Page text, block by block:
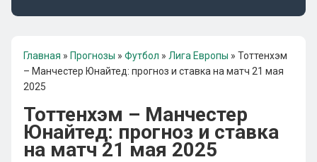
Главная » Прогнозы » Футбол » Лига Европы » Тоттенхэм
– Манчестер Юнайтед: прогноз и ставка на матч 21 мая
2025
Тоттенхэм – Манчестер
Юнайтед: прогноз и ставка
на матч 21 мая 2025